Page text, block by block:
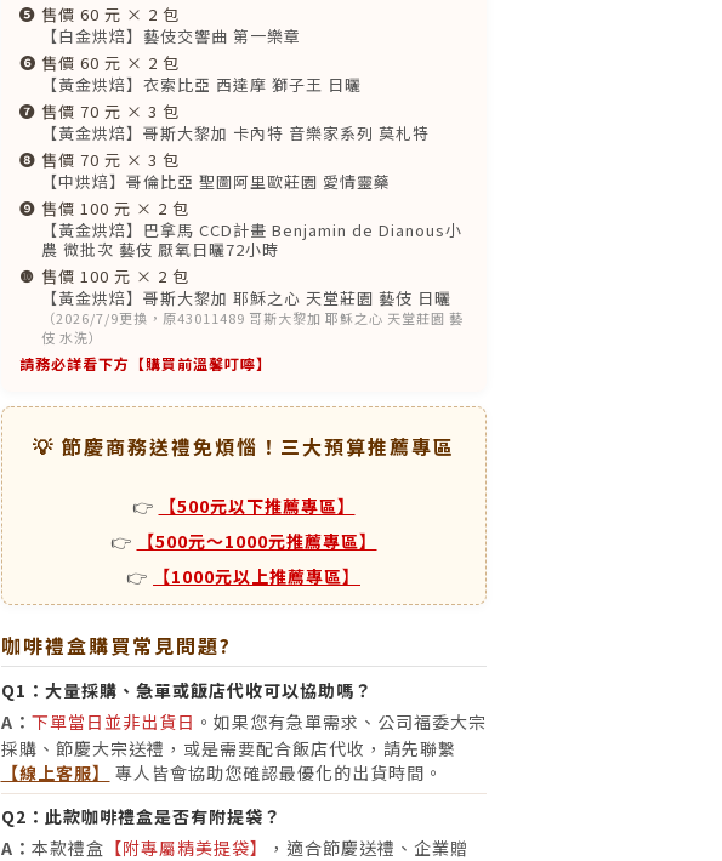
❺ 售價 60 元 × 2 包
【白金烘焙】藝伎交響曲 第一樂章
❻ 售價 60 元 × 2 包
【黃金烘焙】衣索比亞 西達摩 獅子王 日曬
❼ 售價 70 元 × 3 包
【黃金烘焙】哥斯大黎加 卡內特 音樂家系列 莫札特
❽ 售價 70 元 × 3 包
【中烘焙】哥倫比亞 聖圖阿里歐莊園 愛情靈藥
❾ 售價 100 元 × 2 包
【黃金烘焙】巴拿馬 CCD計畫 Benjamin de Dianous小
農 微批次 藝伎 厭氧日曬72小時
❿ 售價 100 元 × 2 包
【黃金烘焙】哥斯大黎加 耶穌之心 天堂莊園 藝伎 日曬
（2026/7/9更換，原43011489 哥斯大黎加 耶穌之心 天堂莊園 藝
伎 水洗）
請務必詳看下方【購買前溫馨叮嚀】
💡 節慶商務送禮免煩惱！三大預算推薦專區
👉
【500元以下推薦專區】
👉
【500元～1000元推薦專區】
👉
【1000元以上推薦專區】
咖啡禮盒購買常見問題?
Q1： 大量採購、急單或飯店代收可以協助嗎？
A： 下單當日並非出貨日 。如果您有急單需求、公司福委大宗
採購、節慶大宗送禮，或是需要配合飯店代收，請先聯繫
【線上客服】
專人皆會協助您確認最優化的出貨時間。
Q2： 此款咖啡禮盒是否有附提袋？
A： 本款禮盒 【附專屬精美提袋】
，適合節慶送禮、企業贈